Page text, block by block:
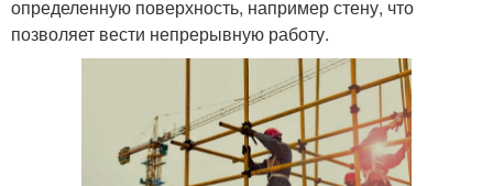
определенную поверхность, например стену, что
позволяет вести непрерывную работу.